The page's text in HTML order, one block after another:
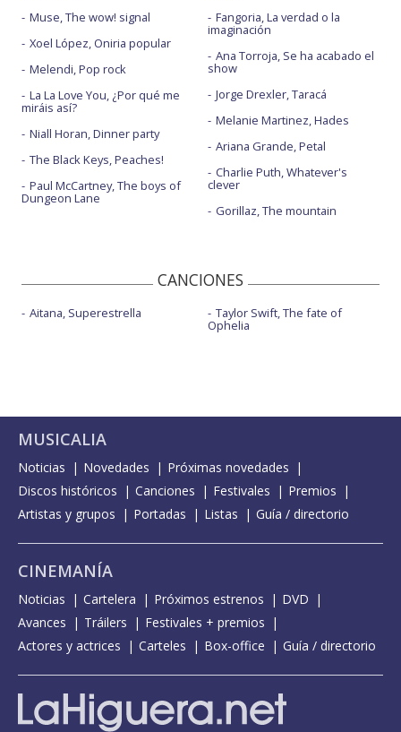
Muse, The wow! signal
Xoel López, Oniria popular
Melendi, Pop rock
La La Love You, ¿Por qué me
miráis así?
Niall Horan, Dinner party
The Black Keys, Peaches!
Paul McCartney, The boys of
Dungeon Lane
Fangoria, La verdad o la
imaginación
Ana Torroja, Se ha acabado el
show
Jorge Drexler, Taracá
Melanie Martinez, Hades
Ariana Grande, Petal
Charlie Puth, Whatever's
clever
Gorillaz, The mountain
CANCIONES
Aitana, Superestrella Taylor Swift, The fate of
Ophelia
MUSICALIA
Noticias Novedades
Próximas novedades
Discos históricos
Canciones Festivales
Premios
Artistas y grupos
Portadas Listas Guía / directorio
CINEMANÍA
Noticias Cartelera Próximos estrenos
DVD
Avances
Tráilers
Festivales + premios
Actores y actrices
Carteles Box-office Guía / directorio